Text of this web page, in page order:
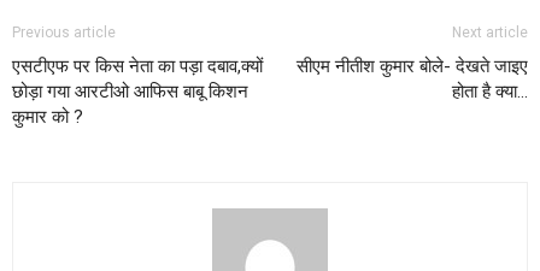
Previous article
एसटीएफ पर किस नेता का पड़ा दबाव,क्यों
छोड़ा गया आरटीओ आफिस बाबू किशन
कुमार को ?
Next article
सीएम नीतीश कुमार बोले- देखते जाइए
होता है क्या…